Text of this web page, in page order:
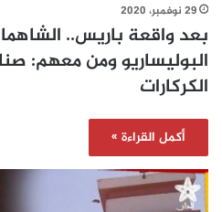
29 نوفمبر، 2020
بعد واقعة باريس..
البوليساريو ومن معهم:
الكركارات
أكمل القراءة »